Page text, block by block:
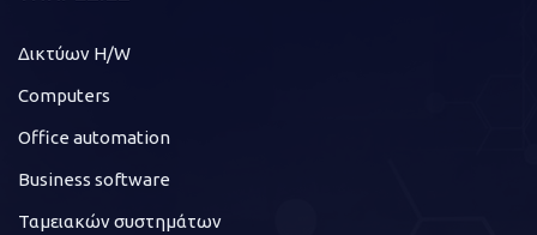
Δικτύων H/W
Computers
Office automation
Business software
Ταμειακών συστημάτων